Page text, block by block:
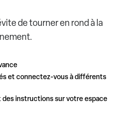
de tourner en rond à la
et connectez-vous à différents
instructions sur votre espace